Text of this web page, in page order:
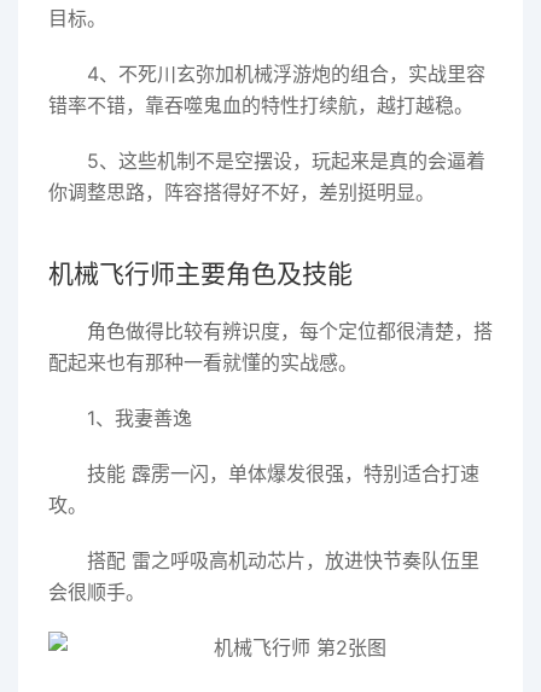
目标。
4、不死川玄弥加机械浮游炮的组合，实战里容
错率不错，靠吞噬鬼血的特性打续航，越打越稳。
5、这些机制不是空摆设，玩起来是真的会逼着
你调整思路，阵容搭得好不好，差别挺明显。
机械飞行师主要角色及技能
角色做得比较有辨识度，每个定位都很清楚，搭
配起来也有那种一看就懂的实战感。
1、我妻善逸
技能 霹雳一闪，单体爆发很强，特别适合打速
攻。
搭配 雷之呼吸高机动芯片，放进快节奏队伍里
会很顺手。